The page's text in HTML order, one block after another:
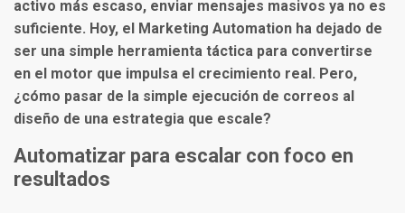
activo más escaso, enviar mensajes masivos ya no es
suficiente. Hoy, el Marketing Automation ha dejado de
ser una simple herramienta táctica para convertirse
en el motor que impulsa el crecimiento real. Pero,
¿cómo pasar de la simple ejecución de correos al
diseño de una estrategia que escale?
Automatizar para escalar con foco en
resultados